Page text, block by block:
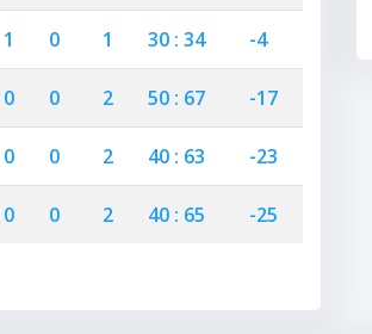
1 0 1 30 : 34 -4
0 0 2 50 : 67 -17
0 0 2 40 : 63 -23
0 0 2 40 : 65 -25